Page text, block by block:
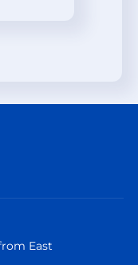
East